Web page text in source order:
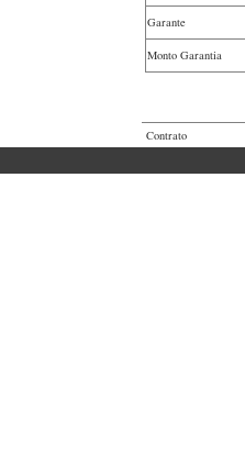
Garante
Monto Garantia
Contrato